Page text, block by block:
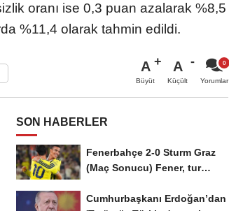
oranı ise 0,3 puan azalarak %8,5
%11,4 olarak tahmin edildi.
A
Büyüt
A
Küçült Yorumlar
SON HABERLER
Fenerbahçe 2-0 Sturm Graz
(Maç Sonucu) Fener, tur
Cumhurbaşkanı Erdoğan’dan